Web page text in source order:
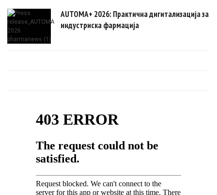
AUTOMA+ 2026: Практична дигитализација за
индустриска фармација